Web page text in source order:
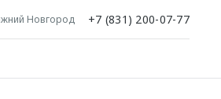
Новгород +7 (831) 200-07-77